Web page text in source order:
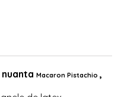
Macaron Pistachio ,